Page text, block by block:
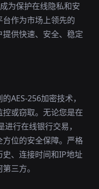
为保护在线隐私和安
作为市场上领先的
供快速、安全、稳定
AES-256加密技术，
或窃取。无论您是在
行在线银行交易，
位的安全保障。严格
、连接时间和IP地址
三方。